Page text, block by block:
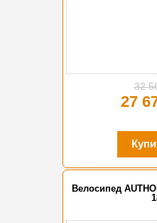
32
27
Велосипед